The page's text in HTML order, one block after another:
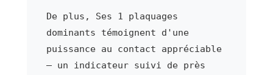
De plus, Ses 1 plaquages
dominants témoignent d'une
puissance au contact appréciable
— un indicateur suivi de près